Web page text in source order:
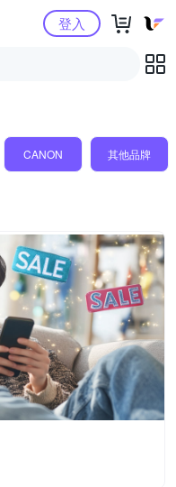
購物中心登入
CANON 其他品牌